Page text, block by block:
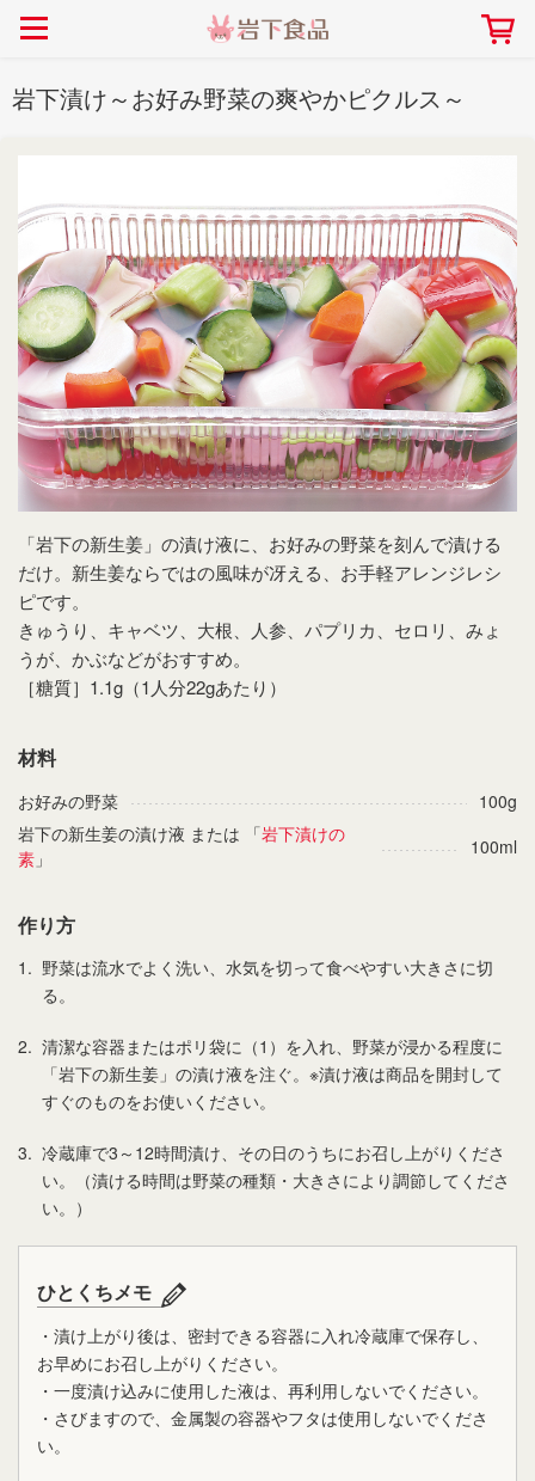
ごあいさつ 会社概要
採用情報 本社所在地
> プレスリリース
> コラボ
> 飲食店コラボ
> ミュージアム
> イワシカちゃん
> オンラインショップ
> メディア掲載
> その他
【7月1日～8月30日】夏イベン
ト「NEW GINGER SUMMER
2026」｜岩下の新生姜ミュー
ジアム
2026.07.01
> 岩下の新生姜
> オリーブ
> 梅
> その他
岩下の新生姜
> 岩下の新生姜レシピ
> その他のレシピ
社長おすすめ！岩下の新生姜と
豚バラ肉のくるくる巻き～細巻
きバージョン～
畑での取り組み 工場での取り組み
岩下の新生姜について 岩下のらっきょうにつ
岩下の新生姜ミュージアム
しょうがを食べてお悩
先生
岩下の新生姜万年筆インク 書く描くコンテ
岩下の新生姜Sing＆
～ニュージンジャーイ
岩下漬け～お好み野菜の爽やかピクルス～
「岩下の新生姜」の漬け液に、お好みの野菜を刻んで漬ける
だけ。新生姜ならではの風味が冴える、お手軽アレンジレシ
ピです。
きゅうり、キャベツ、大根、人参、パプリカ、セロリ、みょ
うが、かぶなどがおすすめ。
［糖質］1.1g（1人分22gあたり）
材料
お好みの野菜
100g
岩下の新生姜の漬け液 または 「岩下漬けの
素 」
100ml
作り方
1. 野菜は流水でよく洗い、水気を切って食べやすい大きさに切
る。
2. 清潔な容器またはポリ袋に（1）を入れ、野菜が浸かる程度に
「岩下の新生姜」の漬け液を注ぐ。※漬け液は商品を開封して
すぐのものをお使いください。
3. 冷蔵庫で3～12時間漬け、その日のうちにお召し上がりくださ
い。（漬ける時間は野菜の種類・大きさにより調節してくださ
い。）
ひとくちメモ
・漬け上がり後は、密封できる容器に入れ冷蔵庫で保存し、
お早めにお召し上がりください。
・一度漬け込みに使用した液は、再利用しないでください。
・さびますので、金属製の容器やフタは使用しないでくださ
い。